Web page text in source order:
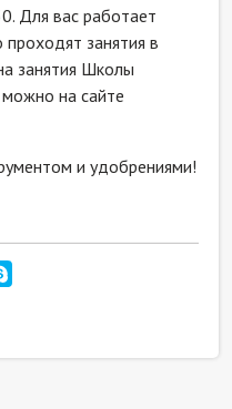
Для вас работает
занятия в
занятия Школы
на сайте
и удобрениями!